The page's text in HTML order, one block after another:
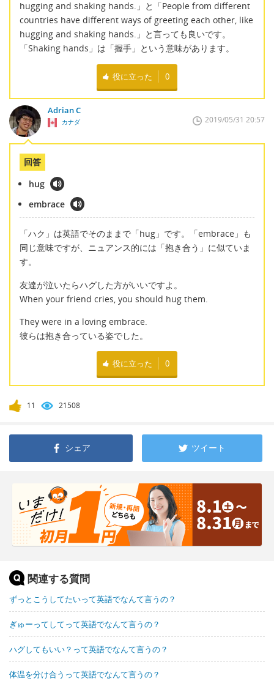
hugging and shaking hands.」と「People from different
countries have different ways of greeting each other, like
hugging and shaking hands.」と言っても良いです。
「Shaking hands」は「握手」という意味があります。
役に立った 0
Adrian C
カナダ 2019/05/31 20:57
回答
hug
embrace
「ハク」は英語でそのままで「hug」です。「embrace」も
同じ意味ですが、ニュアンス的には「抱き合う」に似ていま
す。
友達が泣いたらハグした方がいいですよ。
When your friend cries, you should hug them.
They were in a loving embrace.
彼らは抱き合っている姿でした。
役に立った 0
11 21508
シェア ツイート
関連する質問
ずっとこうしてたいって英語でなんて言うの？
ぎゅーってしてって英語でなんて言うの？
ハグしてもいい？って英語でなんて言うの？
体温を分け合うって英語でなんて言うの？